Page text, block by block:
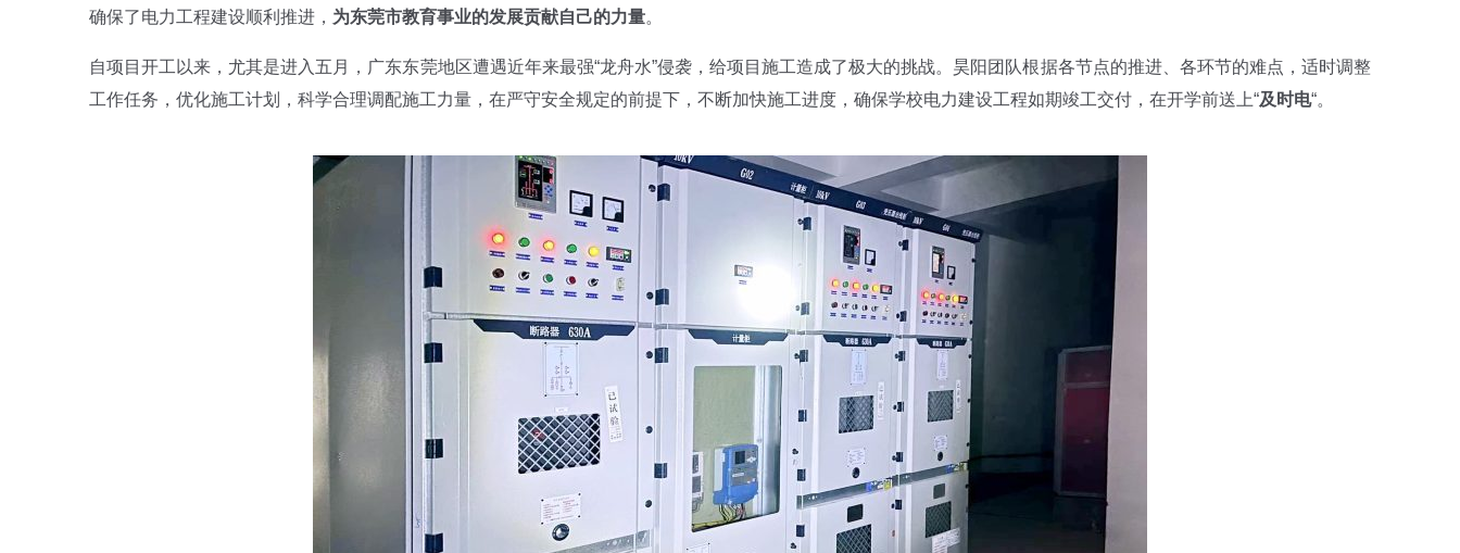
确保了电力工程建设顺利推进， 为东莞市教育事业的发展贡献自己的力量。
自项目开工以来，尤其是进入五月，广东东莞地区遭遇近年来最强“龙舟水”侵袭，给项目施工造成了极大的挑战。昊阳团队根据各节点的推进、各环节的难点，适时调整
工作任务，优化施工计划，科学合理调配施工力量，在严守安全规定的前提下，不断加快施工进度，确保学校电力建设工程如期竣工交付，在开学前送上“及时电“。